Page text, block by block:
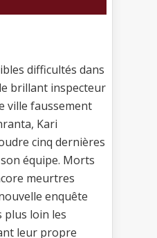
difficultés dans
brillant inspecteur
ville faussement
Kari
cinq dernières
équipe. Morts
meurtres
enquête
loin les
leur propre